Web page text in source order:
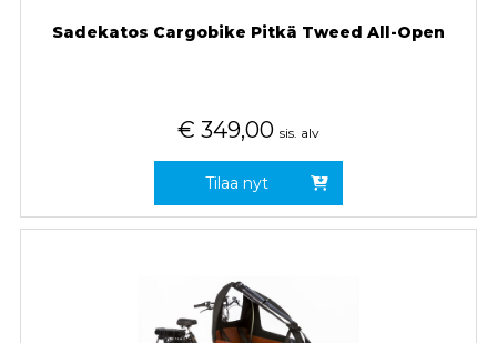
Sadekatos Cargobike Pitkä Tweed All-Open
€ 349,00 sis. alv
Tilaa nyt